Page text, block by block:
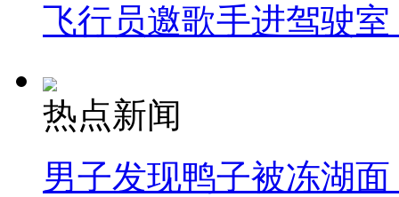
飞行员邀歌手进驾驶
热点新闻
男子发现鸭子被冻湖